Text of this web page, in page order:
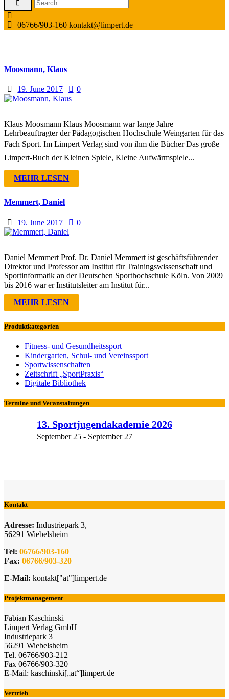
06766/903-160 kontakt@limpert.de
Moosmann, Klaus
19. June 2017 0
Klaus Moosmann Klaus Moosmann war lange Jahre
Lehrbeauftragter der Pädagogischen Hochschule Weingarten für das
Fach Sport. Im Limpert Verlag sind von ihm die Bücher Das große
Limpert-Buch der Kleinen Spiele, Kleine Aufwärmspiele...
MEHR LESEN
Memmert, Daniel
19. June 2017 0
Daniel Memmert Prof. Dr. Daniel Memmert ist geschäftsführender
Direktor und Professor am Institut für Trainingswissenschaft und
Sportinformatik an der Deutschen Sporthochschule Köln. Von 2009
bis 2016 war er Institutsleiter am Institut für...
MEHR LESEN
Produktkategorien
Fitness- und Gesundheitssport
Kindergarten, Schul- und Vereinssport
Sportwissenschaften
Zeitschrift „SportPraxis“
Digitale Bibliothek
Termine und Veranstaltungen
13. Sportjugendakademie 2026
September 25 - September 27
Kontakt
Adresse: Industriepark 3,
56291 Wiebelsheim
Tel: 06766/903-160
Fax: 06766/903-320
E-Mail: kontakt["at"]limpert.de
Projektmanagement
Fabian Kaschinski
Limpert Verlag GmbH
Industriepark 3
56291 Wiebelsheim
Tel. 06766/903-212
Fax 06766/903-320
E-Mail: kaschinski[„at“]limpert.de
Vertrieb